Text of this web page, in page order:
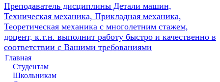
Преподаватель дисциплины Детали машин,
Техническая механика, Прикладная механика,
Теоретическая механика с многолетним стажем,
доцент, к.т.н. выполнит работу быстро и качественно в
соответствии с Вашими требованиями
Главная
Студентам
Школьникам